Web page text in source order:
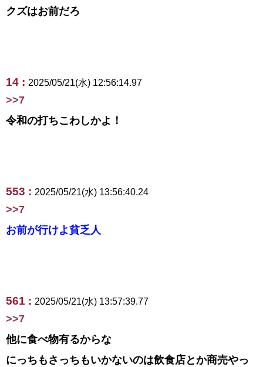
クズはお前だろ
14 : 2025/05/21(水) 12:56:14.97
>>7
令和の打ちこわしかよ！
553 : 2025/05/21(水) 13:56:40.24
>>7
お前が行けよ貧乏人
561 : 2025/05/21(水) 13:57:39.77
>>7
他に食べ物有るからな
にっちもさっちもいかないのは飲食店とか商売やっ